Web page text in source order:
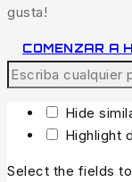
gusta!
COMENZAR A
Hide
Highlight
Select the fields